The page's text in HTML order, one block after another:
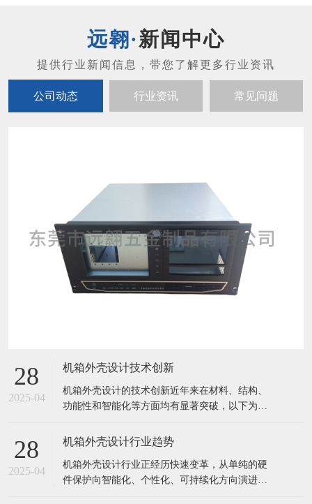
新闻中心
公司动态 行业资讯 常见问题
28
2025-04
机箱外壳设计技术创新
机箱外壳设计的技术创新近年来在材料、结构、
功能性和智能化等方面均有显著突破，以下为关
材料 镁铝合金/碳纤维复合材料：用于高端电竞或
ALIENWARE部分机型）。 再生环保材料：如消
费后回收塑料（PC
28
2025-04
机箱外壳设计行业趋势
机箱外壳设计行业正经历快速变革，从单纯的硬
件保护向智能化、个性化、可持续化方向演进。